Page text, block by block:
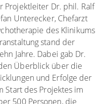
Projektleiter Dr. phil. Ralf
Unterecker, Chefarzt
des Klinikums
stand der
Jahre. Dabei gab Dr.
Überblick über die
und Erfolge der
Start des Projektes im
500 Personen, die